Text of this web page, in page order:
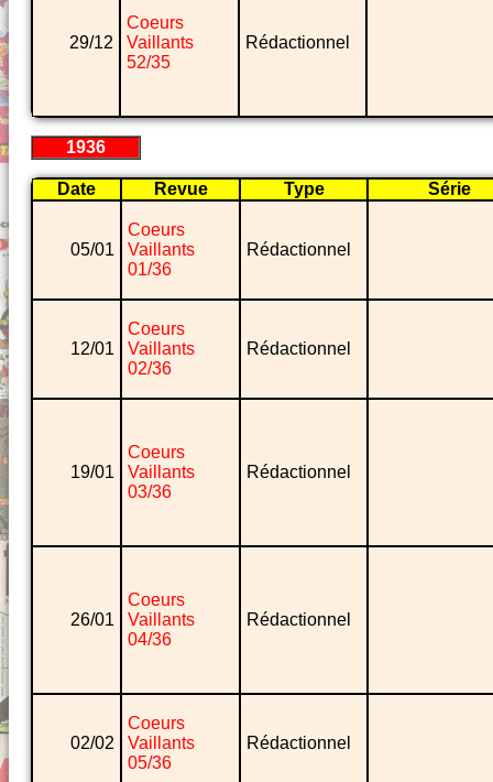
29/12
Coeurs
Vaillants
52/35
Rédactionnel
1936
Date Revue Type Série
05/01
Coeurs
Vaillants
01/36
Rédactionnel
12/01
Coeurs
Vaillants
02/36
Rédactionnel
19/01
Coeurs
Vaillants
03/36
Rédactionnel
26/01
Coeurs
Vaillants
04/36
Rédactionnel
02/02
Coeurs
Vaillants
05/36
Rédactionnel